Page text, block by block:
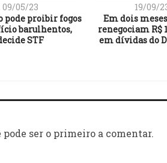
09/05/23
pode proibir fogos
barulhentos,
STF
19/09/
Em dois
renegociam R$
em dívidas do
ser o primeiro a comentar.